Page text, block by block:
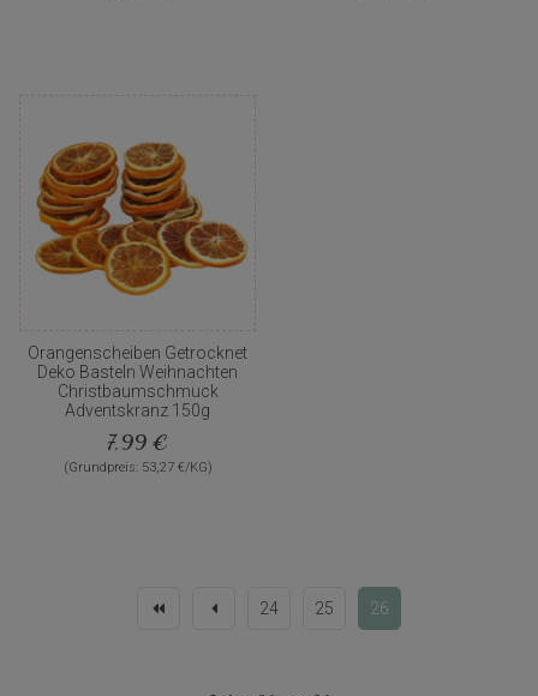
Orangenscheiben Getrocknet
Deko Basteln Weihnachten
Christbaumschmuck
Adventskranz 150g
7,99 €
(Grundpreis: 53,27 €/KG)
24 25 26